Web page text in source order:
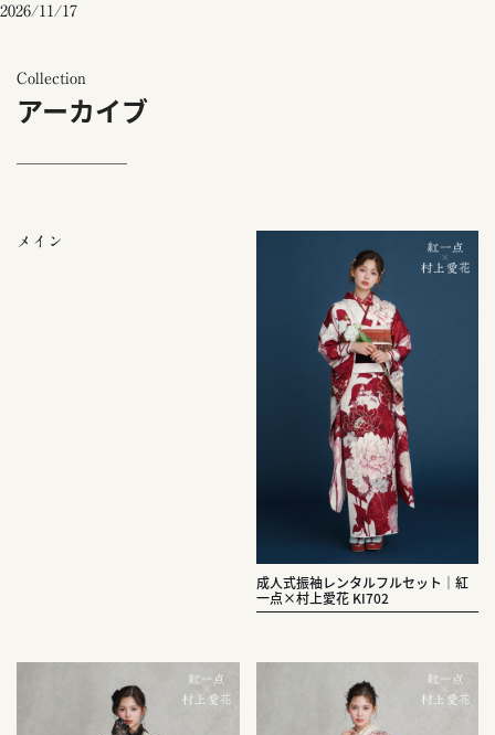
2026/11/17
Collection
アーカイブ
メイン
成人式振袖レンタルフルセット｜紅
一点×村上愛花 KI702